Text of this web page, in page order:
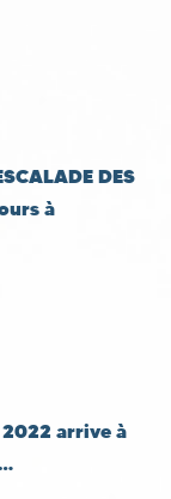
DES
à
arrive à